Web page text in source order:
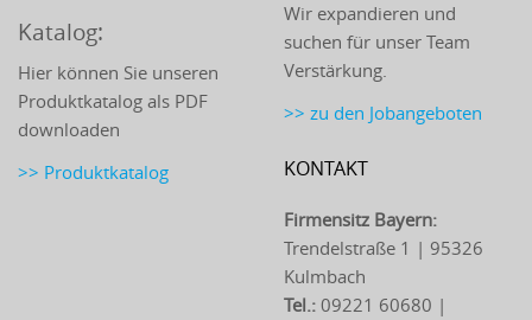
Katalog:
Hier können Sie unseren
Produktkatalog als PDF
downloaden
>> Produktkatalog
Wir expandieren und
suchen für unser Team
Verstärkung.
>> zu den Jobangeboten
KONTAKT
Firmensitz Bayern:
Trendelstraße 1 | 95326
Kulmbach
Tel.: 09221 60680 |